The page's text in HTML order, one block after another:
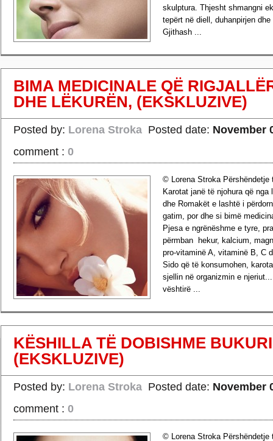
skulptura. Thjesht shmangni
tepërt në diell, duhanpirjen
Gjithash ...
BIMA MEDICINALE QË
DHE LËKURËN, (EKSKLUZIVE)
Posted by: Lorena Stroka Posted date: November
comment : 0
© Lorena Stroka Përshëndetje
Karotat janë të njohura që nga
dhe Romakët e lashtë i
gatim, por dhe si bimë
Pjesa e ngrënëshme e tyre,
përmban hekur, kalcium,
pro-vitaminë A, vitaminë B, C
Sido që të konsumohen,
sjellin në organizmin e
vështirë ...
KËSHILLA TË DOBISHME
(EKSKLUZIVE)
Posted by: Lorena Stroka Posted date: November
comment : 0
© Lorena Stroka Përshëndetje